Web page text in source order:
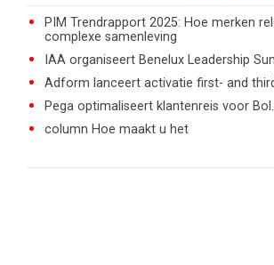
PIM Trendrapport 2025: Hoe merken
complexe samenleving
IAA organiseert Benelux Leadership
Adform lanceert activatie first- and
Pega optimaliseert klantenreis voor
column Hoe maakt u het